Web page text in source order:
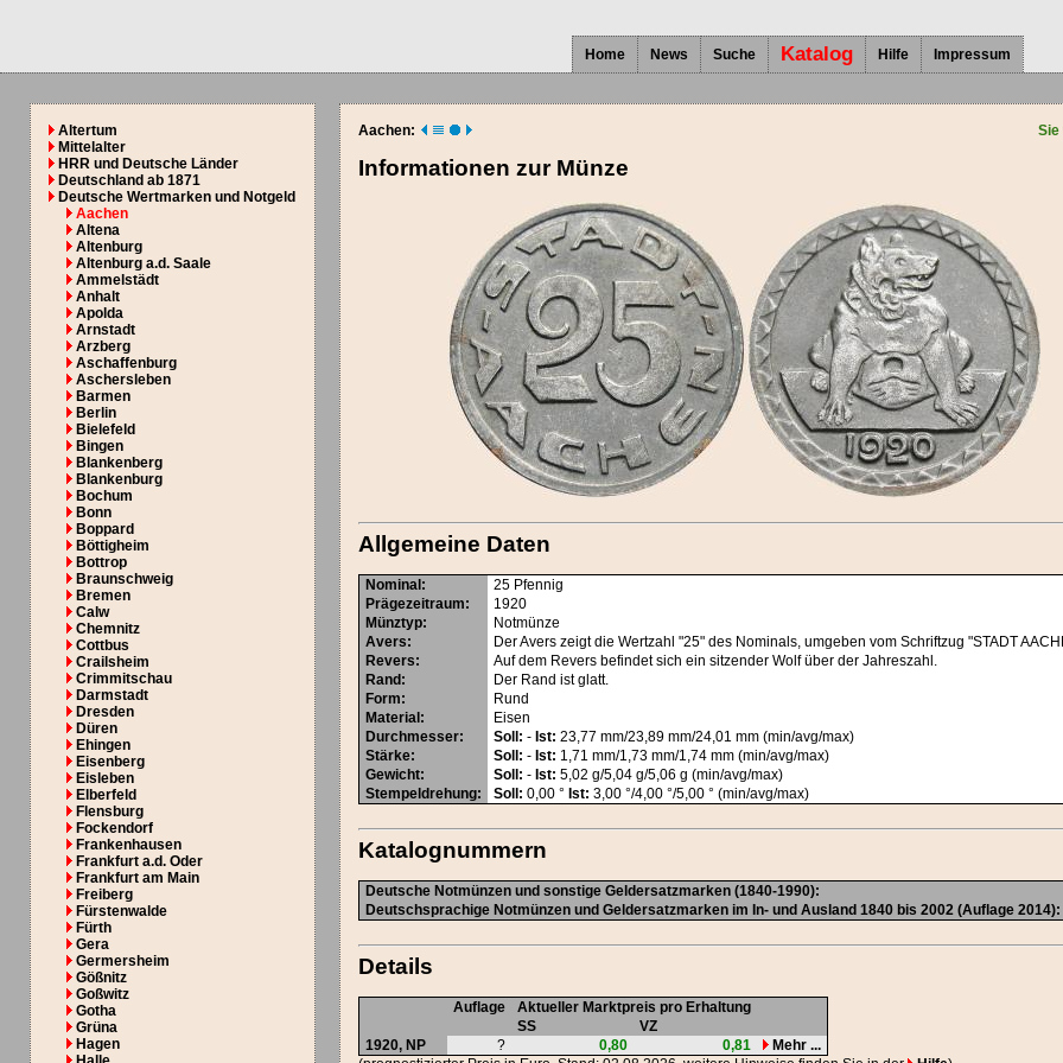
Home News Suche Katalog Hilfe Impressum
Altertum
Mittelalter
HRR und Deutsche Länder
Deutschland ab 1871
Deutsche Wertmarken und Notgeld
Aachen
Altena
Altenburg
Altenburg a.d. Saale
Ammelstädt
Anhalt
Apolda
Arnstadt
Arzberg
Aschaffenburg
Aschersleben
Barmen
Berlin
Bielefeld
Bingen
Blankenberg
Blankenburg
Bochum
Bonn
Boppard
Böttigheim
Bottrop
Braunschweig
Bremen
Calw
Chemnitz
Cottbus
Crailsheim
Crimmitschau
Darmstadt
Dresden
Düren
Ehingen
Eisenberg
Eisleben
Elberfeld
Flensburg
Fockendorf
Frankenhausen
Frankfurt a.d. Oder
Frankfurt am Main
Freiberg
Fürstenwalde
Fürth
Gera
Germersheim
Gößnitz
Goßwitz
Gotha
Grüna
Hagen
Aachen: Sie
Informationen zur Münze
Allgemeine Daten
Nominal :
25 Pfennig
Prägezeitraum:
1920
Münztyp:
Notmünze
Avers:
Der Avers zeigt die Wertzahl "25" des Nominals, umgeben vom Schriftzug "STADT
Revers:
Auf dem Revers befindet sich ein sitzender Wolf über der Jahreszahl.
Rand :
Der Rand ist glatt.
Form:
Rund
Material :
Eisen
Durchmesser: Soll: - Ist: 23,77 mm/23,89 mm/24,01 mm (min/avg/max)
Stärke: Soll: - Ist: 1,71 mm/1,73 mm/1,74 mm (min/avg/max)
Gewicht: Soll: - Ist: 5,02 g/5,04 g/5,06 g (min/avg/max)
Stempeldrehung: Soll: 0,00 ° Ist: 3,00 °/4,00 °/5,00 ° (min/avg/max)
Katalognummern
Deutsche Notmünzen und sonstige Geldersatzmarken (1840-1990):
Deutschsprachige Notmünzen und Geldersatzmarken im In- und Ausland 1840 bis 2002 (Auflage 2014):
Details
Auflage
Aktueller Marktpreis pro Erhaltung
SS
VZ
1920, NP ? 0,80 0,81
Mehr ...